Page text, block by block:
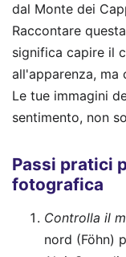
dal Monte dei
Raccontare
significa capire il
all'apparenza, ma
Le tue immagini
sentimento, non
Passi pratici
fotografica
Controlla il
nord (Föhn)